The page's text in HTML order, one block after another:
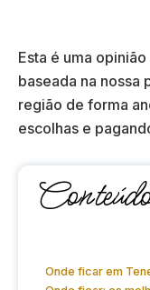
Esta é uma
baseada na nossa
região de forma
escolhas e
Onde ficar em